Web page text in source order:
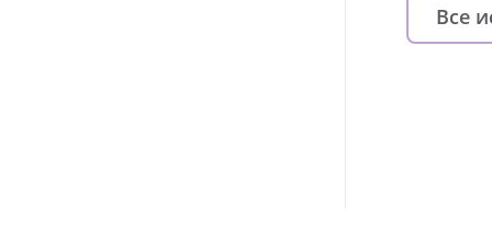
Все